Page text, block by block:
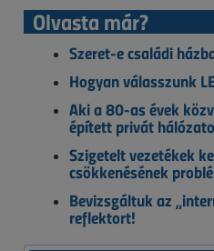
Olvasta már?
Szeret-e családi
Hogyan válasszunk
Aki a 80-as évek
épített privát
Szigetelt vezetékek
csökkenésének
Bevizsgáltuk az
reflektort!